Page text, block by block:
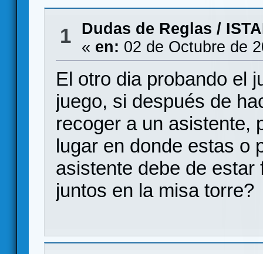
1 Dudas de Reglas /
« en: 02 de Octubre de
El otro dia probando el
juego, si después de
recoger a un asistente,
lugar en donde estas o
asistente debe de
juntos en la misa torre?